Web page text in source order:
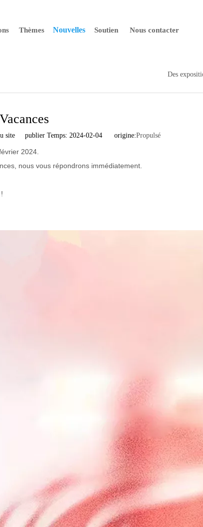
Thèmes Nouvelles Soutien Nous contacter
Des
Vacances
site publier Temps: 2024-02-04 origine:Propulsé
2024.
nous vous répondrons immédiatement.